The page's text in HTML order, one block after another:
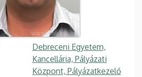
Debreceni Egyetem,
Kancellária, Pályázati
Központ, Pályázatkezelő